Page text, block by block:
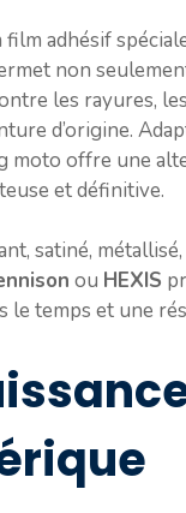
film adhésif
non
les rayures,
d’origine.
moto offre une
et définitive.
satiné,
ou HEXIS
le temps et une